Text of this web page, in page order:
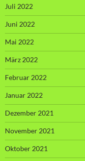
Juli 2022
Juni 2022
Mai 2022
März 2022
Februar 2022
Januar 2022
Dezember 2021
November 2021
Oktober 2021